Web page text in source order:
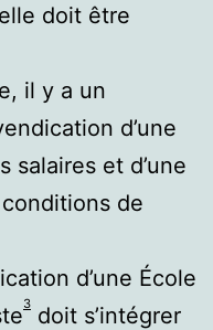
doit être
il y a un
d’une
salaires et d’une
de
d’une École
3 doit s’intégrer